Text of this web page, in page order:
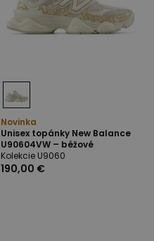
Novinka
Unisex topánky New Balance
U90604VW – béžové
Kolekcie U9060
190,00 €